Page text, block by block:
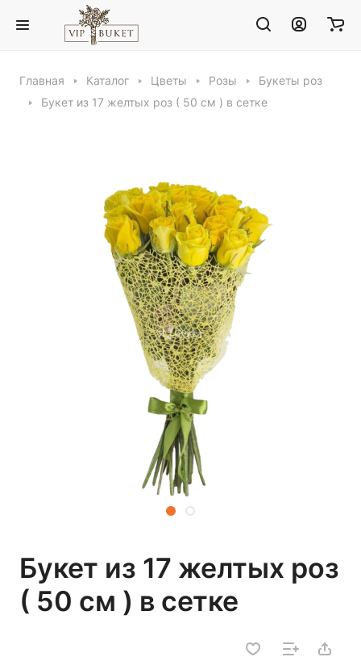
Главная Каталог Цветы Розы
Букеты роз
Букет из 17 желтых роз ( 50 см ) в сетке
Букет из 17 желтых роз
( 50 см ) в сетке